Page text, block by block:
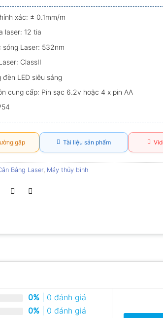
xác: ± 0.1mm/m
laser: 12 tia
sóng Laser: 532nm
ClassII
đèn LED siêu sáng
cung cấp: Pin sạc 6.2v hoặc 4 x pin AA
gặp Tài liệu sản phẩm
Bằng Laser, Máy thủy bình
0% | 0 đánh giá
0% | 0 đánh giá